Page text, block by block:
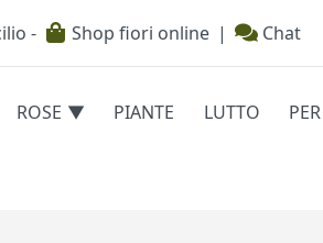
- Shop fiori online | Chat
ROSE PIANTE LUTTO